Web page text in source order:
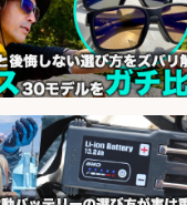
「時給1,600円」日払
金10万円/堺市堺区の
部品や釣り具の組立/
日祝休みで年間休日
ルファクトリーパートナ
式会社